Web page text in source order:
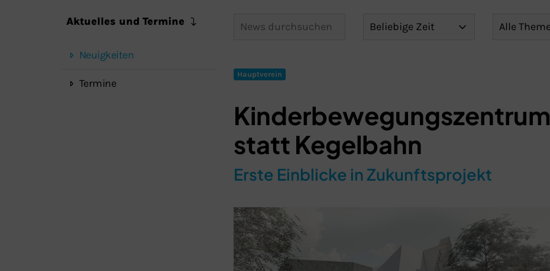
Schließen
Hauptverein
Kinderbewegungszentrum
statt Kegelbahn
Erste Einblicke in Zukunftsprojekt
Aktuelles und Termine
Neuigkeiten
Termine